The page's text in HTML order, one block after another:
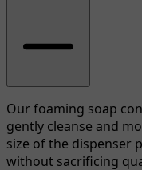
Our foaming soap
gently cleanse and
size of the dispenser
without sacrificing